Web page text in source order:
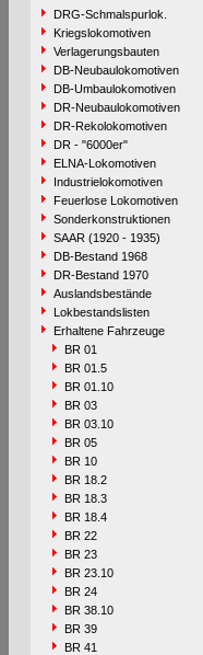
DRG-Schmalspurlok.
Kriegslokomotiven
Verlagerungsbauten
DB-Neubaulokomotiven
DB-Umbaulokomotiven
DR-Neubaulokomotiven
DR-Rekolokomotiven
DR - "6000er"
ELNA-Lokomotiven
Industrielokomotiven
Feuerlose Lokomotiven
Sonderkonstruktionen
SAAR (1920 - 1935)
DB-Bestand 1968
DR-Bestand 1970
Auslandsbestände
Lokbestandslisten
Erhaltene Fahrzeuge
BR 01
BR 01.5
BR 01.10
BR 03
BR 03.10
BR 05
BR 10
BR 18.2
BR 18.3
BR 18.4
BR 22
BR 23
BR 23.10
BR 24
BR 38.10
BR 39
BR 41